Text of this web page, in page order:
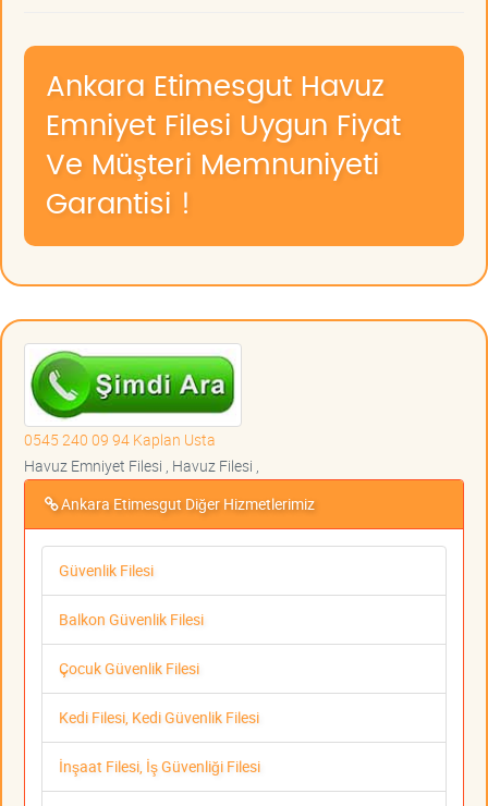
Ankara Etimesgut Havuz
Emniyet Filesi Uygun Fiyat
Ve Müşteri Memnuniyeti
Garantisi !
0545 240 09 94 Kaplan Usta
Havuz Emniyet Filesi , Havuz Filesi ,
Ankara Etimesgut Diğer Hizmetlerimiz
Güvenlik Filesi
Balkon Güvenlik Filesi
Çocuk Güvenlik Filesi
Kedi Filesi, Kedi Güvenlik Filesi
İnşaat Filesi, İş Güvenliği Filesi